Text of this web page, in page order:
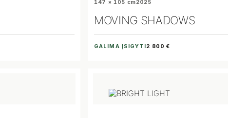
147 × 105 cm2025
MOVING SHADOWS
GALIMA ĮSIGYTI2 800 €